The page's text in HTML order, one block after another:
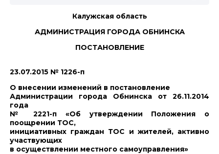
Калужская область
АДМИНИСТРАЦИЯ ГОРОДА ОБНИНСКА
ПОСТАНОВЛЕНИЕ
23.07.2015 № 1226-п
О внесении изменений в постановление
Администрации города Обнинска от 26.11.2014
года
№ 2221-п «Об утверждении Положения о
поощрении ТОС,
инициативных граждан ТОС и жителей, активно
участвующих
в осуществлении местного самоуправления»